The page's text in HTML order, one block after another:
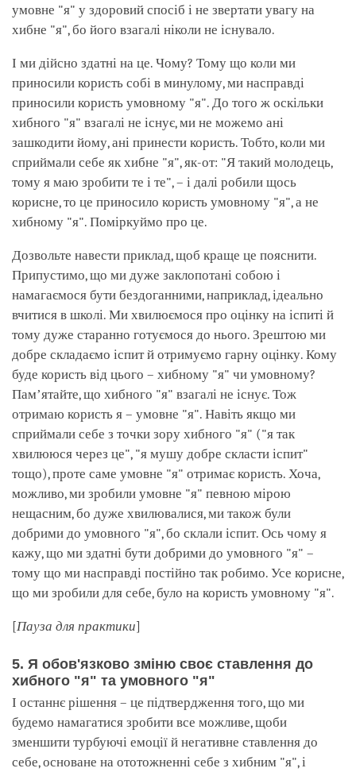
умовне "я" у здоровий спосіб і не звертати увагу на
хибне "я", бо його взагалі ніколи не існувало.
І ми дійсно здатні на це. Чому? Тому що коли ми
приносили користь собі в минулому, ми насправді
приносили користь умовному "я". До того ж оскільки
хибного "я" взагалі не існує, ми не можемо ані
зашкодити йому, ані принести користь. Тобто, коли ми
сприймали себе як хибне "я", як-от: "Я такий молодець,
тому я маю зробити те і те", – і далі робили щось
корисне, то це приносило користь умовному "я", а не
хибному "я". Поміркуймо про це.
Дозвольте навести приклад, щоб краще це пояснити.
Припустимо, що ми дуже заклопотані собою і
намагаємося бути бездоганними, наприклад, ідеально
вчитися в школі. Ми хвилюємося про оцінку на іспиті й
тому дуже старанно готуємося до нього. Зрештою ми
добре складаємо іспит й отримуємо гарну оцінку. Кому
буде користь від цього – хибному "я" чи умовному?
Памʼятайте, що хибного "я" взагалі не існує. Тож
отримаю користь я – умовне "я". Навіть якщо ми
сприймали себе з точки зору хибного "я" ("я так
хвилююся через це", "я мушу добре скласти іспит"
тощо), проте саме умовне "я" отримає користь. Хоча,
можливо, ми зробили умовне "я" певною мірою
нещасним, бо дуже хвилювалися, ми також були
добрими до умовного "я", бо склали іспит. Ось чому я
кажу, що ми здатні бути добрими до умовного "я" –
тому що ми насправді постійно так робимо. Усе корисне,
що ми зробили для себе, було на користь умовному "я".
[Пауза для практики]
5. Я обов'язково зміню своє ставлення до
хибного "я" та умовного "я"
І останнє рішення – це підтвердження того, що ми
будемо намагатися зробити все можливе, щоби
зменшити турбуючі емоції й негативне ставлення до
себе, основане на ототожненні себе з хибним "я", і